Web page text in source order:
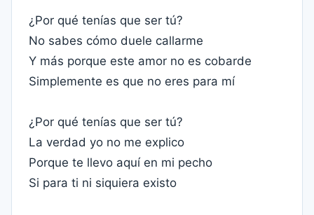
¿Por qué tenías que ser tú?
No sabes cómo duele callarme
Y más porque este amor no es cobarde
Simplemente es que no eres para mí
¿Por qué tenías que ser tú?
La verdad yo no me explico
Porque te llevo aquí en mi pecho
Si para ti ni siquiera existo